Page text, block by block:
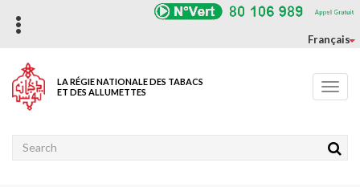
contenu
Français
LA RÉGIE NATIONALE DES TABACS
ET DES ALLUMETTES
Rechercher